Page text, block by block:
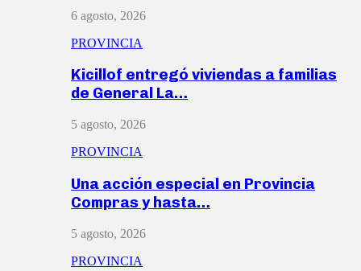
6 agosto, 2026
PROVINCIA
Kicillof entregó viviendas a familias
de General La…
5 agosto, 2026
PROVINCIA
Una acción especial en Provincia
Compras y hasta…
5 agosto, 2026
PROVINCIA